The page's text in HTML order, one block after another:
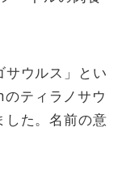
ウルス」とい
ティラノサウ
した。名前の意